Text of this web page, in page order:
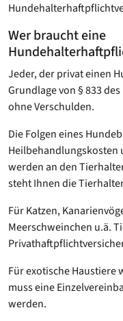
Wer braucht eine
Jeder, der privat einen
Grundlage von § 833
ohne Verschulden.
Die Folgen eines
Heilbehandlungskosten
werden an den
steht Ihnen die
Für Katzen,
Meerschweinchen u.ä.
Für exotische Haustiere
muss eine
werden.